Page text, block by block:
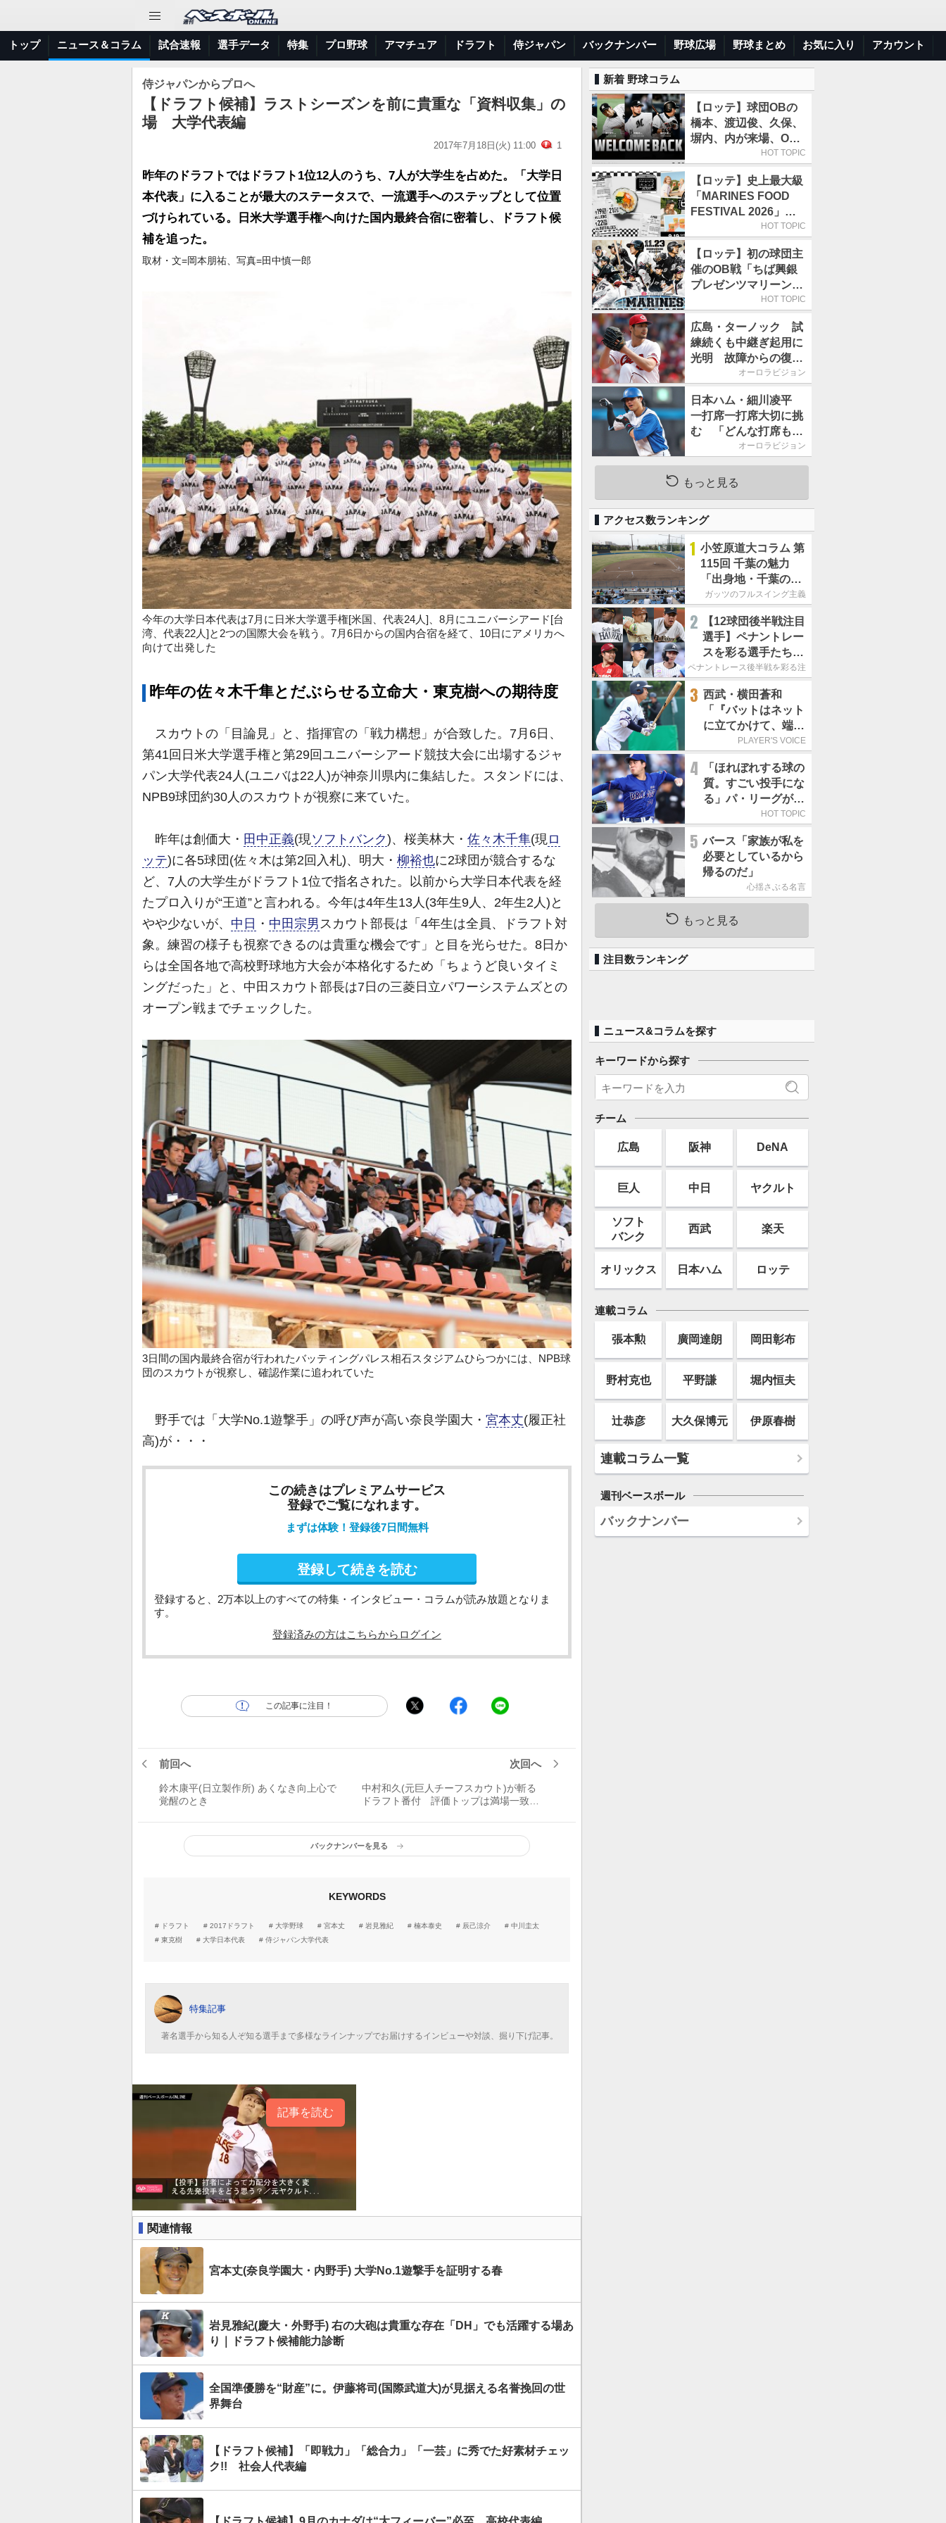
トップ ニュース＆コラム 試合速報 選手データ 特集 プロ野球 アマチュア ドラフト 侍ジャパン バックナンバー 野球広場 野球まとめ お気に入り アカウント
侍ジャパンからプロへ
【ドラフト候補】ラストシーズンを前に貴重な「資料収集」の
場 大学代表編
2017年7月18日(火) 11:00 1
昨年のドラフトではドラフト1位12人のうち、7人が大学生を占めた。「大学日
本代表」に入ることが最大のステータスで、一流選手へのステップとして位置
づけられている。日米大学選手権へ向けた国内最終合宿に密着し、ドラフト候
補を追った。
取材・文=岡本朋祐、写真=田中慎一郎
今年の大学日本代表は7月に日米大学選手権[米国、代表24人]、8月にユニバーシアード[台
湾、代表22人]と2つの国際大会を戦う。7月6日からの国内合宿を経て、10日にアメリカへ
向けて出発した
昨年の佐々木千隼とだぶらせる立命大・東克樹への期待度
スカウトの「目論見」と、指揮官の「戦力構想」が合致した。7月6日、
第41回日米大学選手権と第29回ユニバーシアード競技大会に出場するジャ
パン大学代表24人(ユニバは22人)が神奈川県内に集結した。スタンドには、
NPB9球団約30人のスカウトが視察に来ていた。
昨年は創価大・ 田中正義(現ソフトバンク)、桜美林大・ 佐々木千隼(現 ロ
ッテ)に各5球団(佐々木は第2回入札)、明大・ 柳裕也に2球団が競合するな
ど、7人の大学生がドラフト1位で指名された。以前から大学日本代表を経
たプロ入りが“王道”と言われる。今年は4年生13人(3年生9人、2年生2人)と
やや少ないが、 中日 ・ 中田宗男 スカウト部長は「4年生は全員、ドラフト対
象。練習の様子も視察できるのは貴重な機会です」と目を光らせた。8日か
らは全国各地で高校野球地方大会が本格化するため「ちょうど良いタイミ
ングだった」と、中田スカウト部長は7日の三菱日立パワーシステムズとの
オープン戦までチェックした。
3日間の国内最終合宿が行われたバッティングパレス相石スタジアムひらつかには、NPB球
団のスカウトが視察し、確認作業に追われていた
野手では「大学No.1遊撃手」の呼び声が高い奈良学園大・ 宮本丈(履正社
高)が・・・
この続きはプレミアムサービス
登録でご覧になれます。
まずは体験！登録後7日間無料
登録して続きを読む
登録すると、2万本以上のすべての特集・インタビュー・コラムが読み放題となりま
す。
登録済みの方はこちらからログイン
この記事に注目！
前回へ
鈴木康平(日立製作所) あくなき向上心で
覚醒のとき
次回へ
中村和久(元巨人チーフスカウト)が斬る
ドラフト番付 評価トップは満場一致で
バックナンバーを見る
KEYWORDS
ドラフト 2017ドラフト 大学野球 宮本丈 岩見雅紀 楠本泰史 辰己涼介
中川圭太
東克樹
大学日本代表 侍ジャパン大学代表
特集記事
著名選手から知る人ぞ知る選手まで多様なラインナップでお届けするインビューや対談、掘り下げ記事。
記事を読む
関連情報
宮本丈(奈良学園大・内野手) 大学No.1遊撃手を証明する春
岩見雅紀(慶大・外野手) 右の大砲は貴重な存在「DH」でも活躍する場あ
り｜ドラフト候補能力診断
全国準優勝を“財産”に。伊藤将司(国際武道大)が見据える名誉挽回の世
界舞台
【ドラフト候補】「即戦力」「総合力」「一芸」に秀でた好素材チェッ
ク!! 社会人代表編
新着 野球コラム
【ロッテ】球団OBの
橋本、渡辺俊、久保、
塀内、内が来場、OB
解説も／9月22日開催
HOT TOPIC
【ロッテ】史上最大級
「MARINES FOOD
FESTIVAL 2026」第4
弾「KOREAN
日／初日はビール半額
デー
HOT TOPIC
【ロッテ】初の球団主
催のOB戦「ちば興銀
プレゼンツマリーンズ
スペシャルゲーム
催
HOT TOPIC
広島・ターノック 試
練続くも中継ぎ起用に
光明 故障からの復帰
期す／助っ人前半戦通
オーロラビジョン
日本ハム・細川凌平
一打席一打席大切に挑
む 「どんな打席も何
か意味のある打席にし
く！
オーロラビジョン
もっと見る
アクセス数ランキング
1 小笠原道大コラム 第
115回 千葉の魅力
「出身地・千葉の話
の続き。昔から野球
す」
ガッツのフルスイング主義
2
【12球団後半戦注目
選手】ペナントレー
スを彩る選手たち
ここからが本当の勝
ペナントレース後半戦を彩る注目選手たち
3 西武・横田蒼和
「『バットはネット
に立てかけて、端に
置くんだぞ』と栗山
だきました」／憧れ
の人からの金言
PLAYER'S VOICE
4
「ほれぼれする球の
質。すごい投手にな
る」パ・リーグが驚
いた「中日の左腕」
HOT TOPIC
5 バース「家族が私を
必要としているから
帰るのだ」
心揺さぶる名言
もっと見る
注目数ランキング
ニュース&コラムを探す
キーワードから探す
チーム
広島 阪神 DeNA
巨人 中日 ヤクルト
ソフト
バンク
西武 楽天
オリックス 日本ハム ロッテ
連載コラム
張本勲 廣岡達朗 岡田彰布
野村克也 平野謙 堀内恒夫
辻恭彦 大久保博元 伊原春樹
連載コラム一覧
週刊ベースボール
バックナンバー